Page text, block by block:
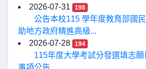
2026-07-31
198
公告本校115 學年度教育部國
助地方政府精進高級...
2026-07-28
194
115年度大學考試分發選填志